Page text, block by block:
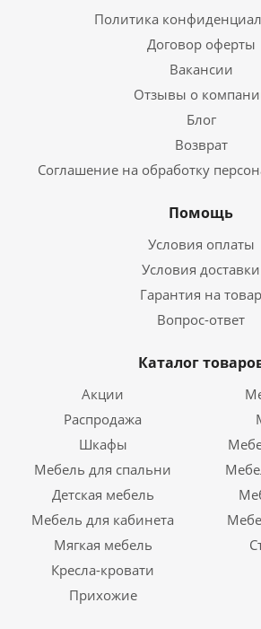
Политика
Договор оферты
Вакансии
Отзывы о
Блог
Возврат
Соглашение на обработку
Помощь
Условия оплаты
Условия доставки
Гарантия на товар
Вопрос-ответ
Каталог
Акции
Распродажа
Шкафы
Мебель для спальни
Детская мебель
Мебель для кабинета
Мягкая мебель
Кресла-кровати
Прихожие